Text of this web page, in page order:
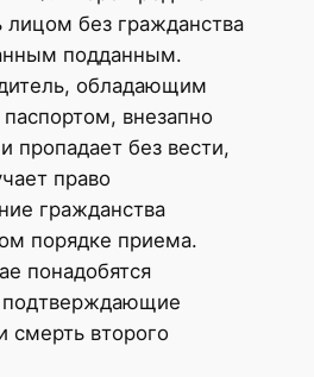
без гражданства
подданным.
обладающим
внезапно
пропадает без вести,
право
гражданства
порядке приема.
понадобятся
смерть второго